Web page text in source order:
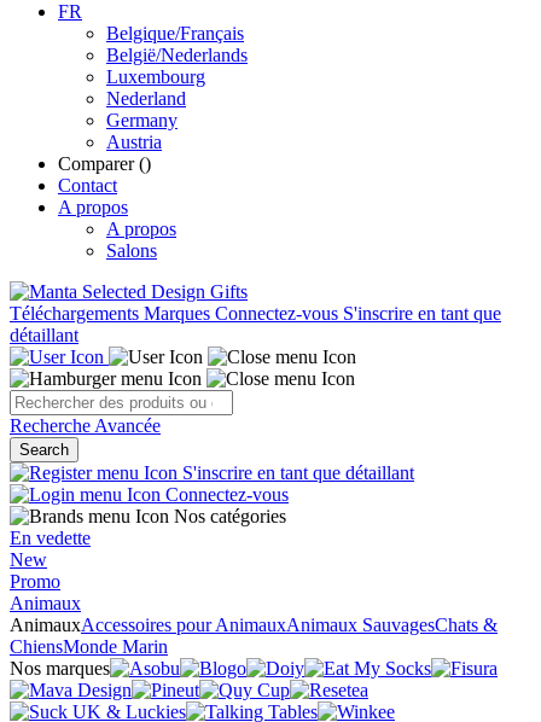
FR
Belgique/Français
België/Nederlands
Luxembourg
Nederland
Germany
Austria
Comparer ()
Contact
A propos
A propos
Salons
Téléchargements Marques Connectez-vous S'inscrire en tant que
détaillant
Recherche Avancée
Search
S'inscrire en tant que détaillant
Connectez-vous
Nos catégories
En vedette
New
Promo
Animaux
AnimauxAccessoires pour AnimauxAnimaux SauvagesChats &
ChiensMonde Marin
Nos marques